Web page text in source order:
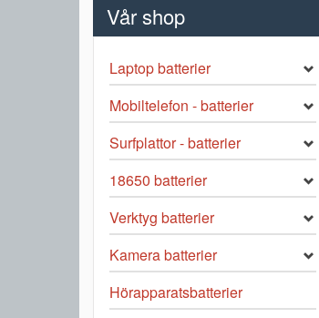
Vår shop
Laptop batterier
Mobiltelefon - batterier
Surfplattor - batterier
18650 batterier
Verktyg batterier
Kamera batterier
Hörapparatsbatterier